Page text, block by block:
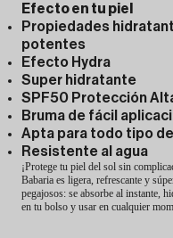
Efecto en tu piel
Propiedades
potentes
Efecto Hydra
Super hidratante
SPF50 Protección Alta
Bruma de fácil
Apta para todo tipo
Resistente al agua
¡Protege tu piel del sol sin
Babaria es ligera, refrescante y
pegajosos: se absorbe al instante,
en tu bolso y usar en cualquier